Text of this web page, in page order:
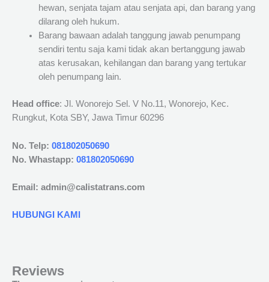
hewan, senjata tajam atau senjata api, dan barang yang
dilarang oleh hukum.
Barang bawaan adalah tanggung jawab penumpang
sendiri tentu saja kami tidak akan bertanggung jawab
atas kerusakan, kehilangan dan barang yang tertukar
oleh penumpang lain.
Head office: Jl. Wonorejo Sel. V No.11, Wonorejo, Kec.
Rungkut, Kota SBY, Jawa Timur 60296
No. Telp: 081802050690
No. Whastapp: 081802050690
Email: admin@calistatrans.com
HUBUNGI KAMI
Reviews